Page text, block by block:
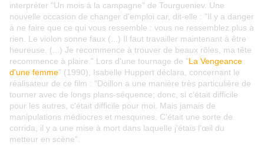
interpréter "Un mois à la campagne" de Tourgueniev. Une
nouvelle occasion de changer d'emploi car, dit-elle : "Il y a danger
à ne faire que ce qui vous ressemble : vous ne ressemblez plus à
rien. Le violon sonne faux (...) Il faut travailler maintenant à être
heureuse. (...) Je recommence à trouver de beaux rôles, ma tête
recommence à plaire." Lors d'une tournage de "La Vengeance
d'une femme" (1990), Isabelle Huppert déclara, concernant le
réalisateur de ce film : "Doillon a une manière très particulière de
tourner avec de longs plans-séquence; donc, si c'était difficile
pour les autres, c'était difficile pour moi. Mais jamais de
manipulations médiocres et mesquines. C'était une sorte de
corrida, il y a une mise à mort dans laquelle j'étais l'œil du
metteur en scène".